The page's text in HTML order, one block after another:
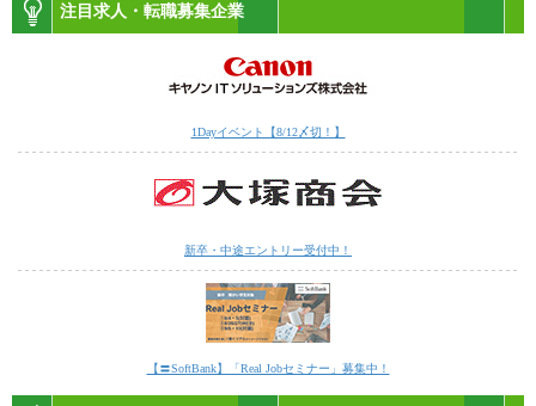
注目求人・転職募集企業
1Dayイベント【8/12〆切！】
新卒・中途エントリー受付中！
【〓SoftBank】「Real Jobセミナー」募集中！